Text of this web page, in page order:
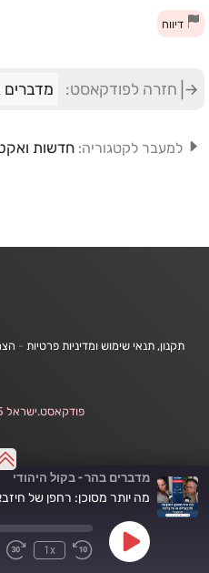
מדברים בהר - בקול היהודי
מה יותר מסוכן: רחפן של
Play
Episode
Rewind
1x
דיווח
חזרה לפודקאסט: מדברים
למעבר לקטגוריה: חדשות
תקנון, תנאי שימוש ומדיניות פרטיות -
פודקאסט.ישראל 2023-2025 ©